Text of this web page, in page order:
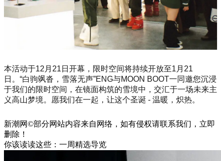
本活动于12月21日开幕，限时空间将持续开放至1月21
日。“白驹飒沓，雪落无声”ENG与MOON BOOT一同邀您沉浸
于我们的限时空间，在镜面构筑的雪境中，交汇于一场未来主
义高山梦境。愿我们在一起，让这个圣诞 - 温暖，炽热。
新潮网©部分网站内容来自网络，如有侵权请联系我们，立即
删除！
你该读读这些：一周精选导览